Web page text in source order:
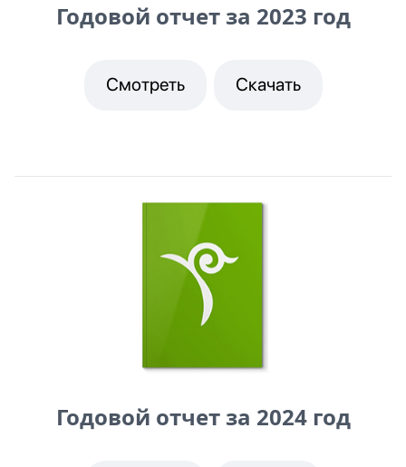
Годовой отчет за 2023 год
Смотреть Скачать
Годовой отчет за 2024 год